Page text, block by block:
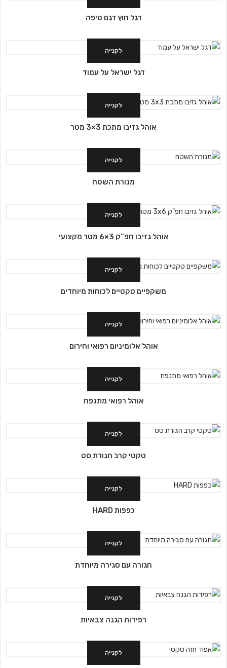
דגל חוץ דגם טיפה
לקנייה
דגל ישראל על עמוד
לקנייה
אוהל גזיבו מתכת 3×3 מטר
לקנייה
מנורת השטח
לקנייה
אוהל גזיבו חפ”ק 3×6 מטר מקצועי
לקנייה
משקפיים טקטיים לכוחות מיוחדים
לקנייה
אוהל אלומיניום רפואי וחירום
לקנייה
אוהל רפואי מתנפח
לקנייה
טקטי קרב חגורת סט
לקנייה
כפפות HARD
לקנייה
חגורה עם סגירה מיוחדת
לקנייה
רפידות הגנה צבאיות
לקנייה